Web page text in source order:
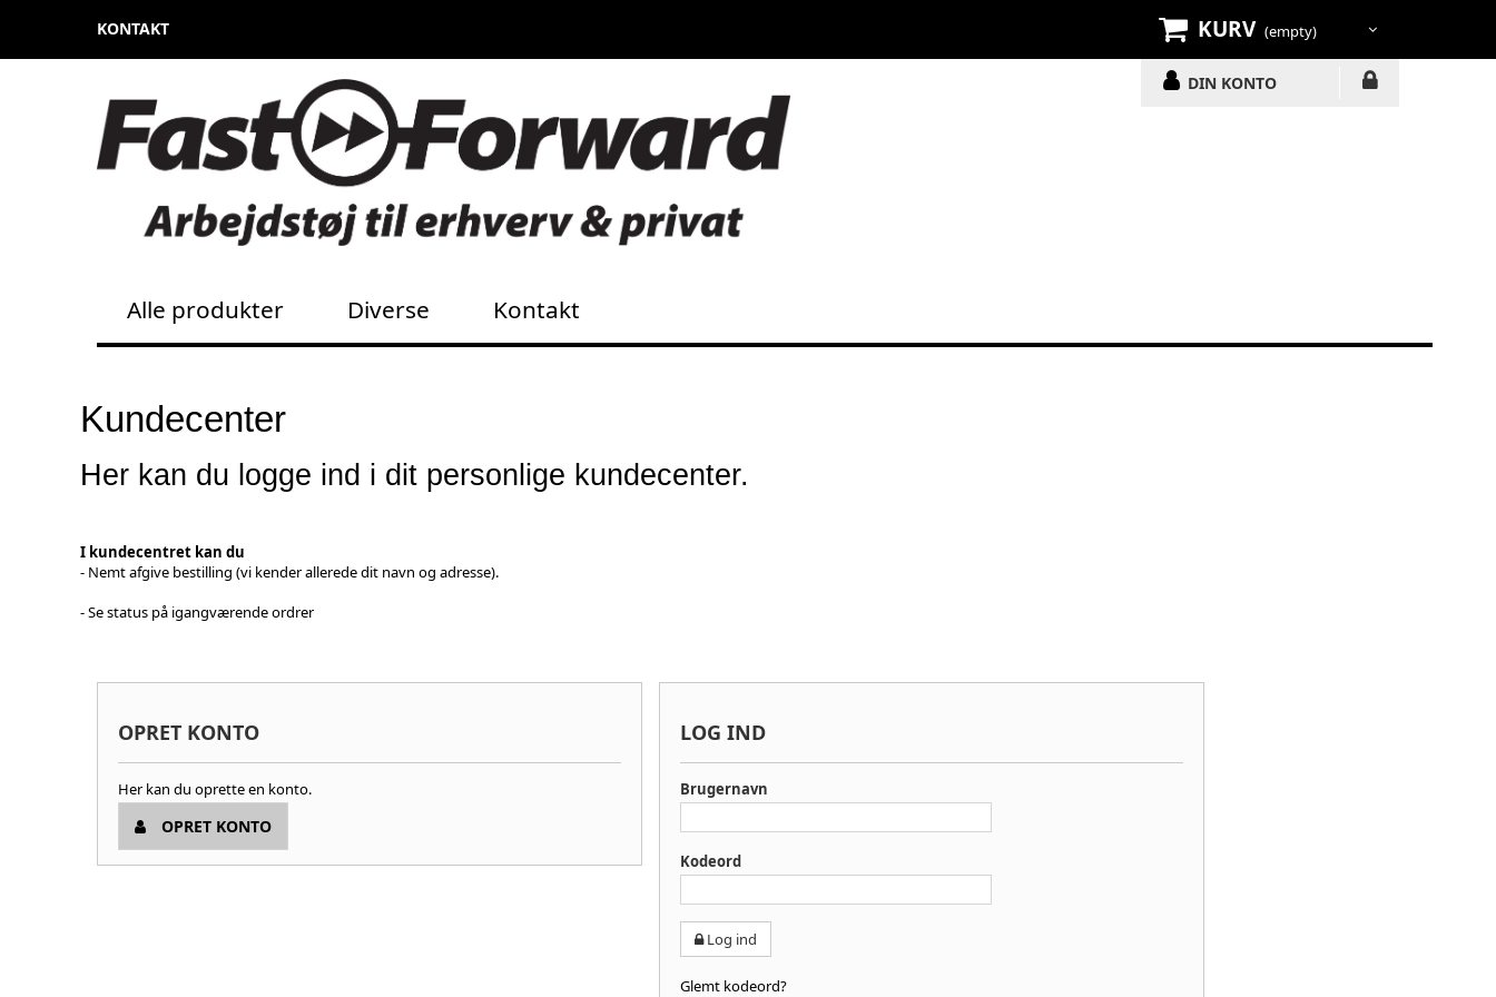
KURV (empty)
KONTAKT
DIN KONTO
Alle produkter Diverse Kontakt
Kundecenter
Her kan du logge ind i dit personlige kundecenter.
I kundecentret kan du
- Nemt afgive bestilling (vi kender allerede dit navn og adresse).
- Se status på igangværende ordrer
OPRET KONTO
Her kan du oprette en konto.
OPRET KONTO
LOG IND
Brugernavn
Kodeord
Log ind
Glemt kodeord?